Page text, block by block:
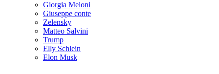
Giorgia Meloni
Giuseppe conte
Zelensky
Matteo Salvini
Trump
Elly Schlein
Elon Musk